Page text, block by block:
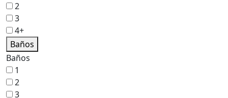
2
3
4+
Baños
Baños
1
2
3